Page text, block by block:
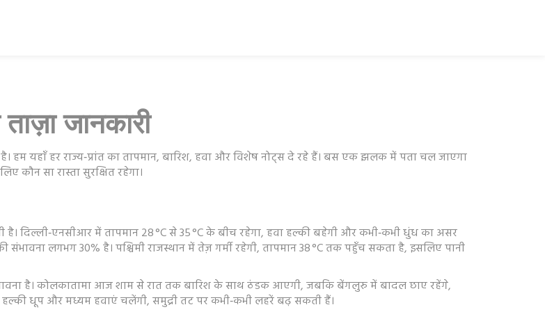
जानकारी
यहाँ हर राज्य‑प्रांत का तापमान, बारिश, हवा और विशेष नोट्स दे रहे हैं। बस एक झलक में पता चल जाएगा
कौन सा रास्ता सुरक्षित रहेगा।
दिल्ली‑एनसीआर में तापमान 28 °C से 35 °C के बीच रहेगा, हवा हल्की बहेगी और कभी‑कभी धुंध का असर
लगभग 30% है। पश्चिमी राजस्थान में तेज़ गर्मी रहेगी, तापमान 38 °C तक पहुँच सकता है, इसलिए पानी
है। कोलकातामा आज शाम से रात तक बारिश के साथ ठंडक आएगी, जबकि बेंगलुरु में बादल छाए रहेंगे,
हल्की धूप और मध्यम हवाएं चलेंगी, समुद्री तट पर कभी‑कभी लहरें बढ़ सकती हैं।